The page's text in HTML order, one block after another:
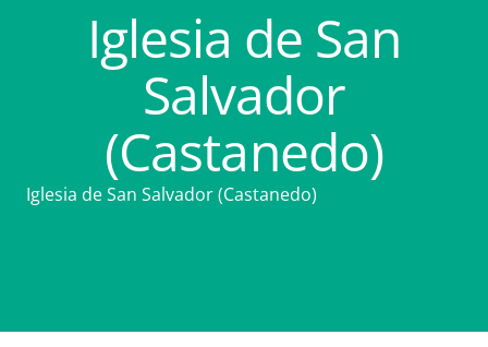
Iglesia de San
Salvador
(Castanedo)
Iglesia de San Salvador (Castanedo)